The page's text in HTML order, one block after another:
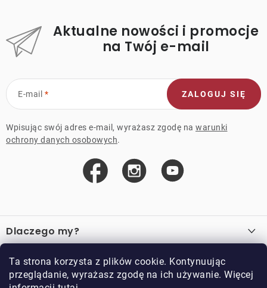
Ta strona korzysta z plików cookie. Kontynuując
przeglądanie, wyrażasz zgodę na ich używanie. Więcej
Aktualne nowości i promocje
na Twój e-mail
E-mail
Wpisując swój adres e-mail, wyrażasz zgodę na warunki
ochrony danych osobowych.
ZALOGUJ SIĘ
t
o
p
Dlaczego my?
Ważne linki
Sprzedaż hurtowa